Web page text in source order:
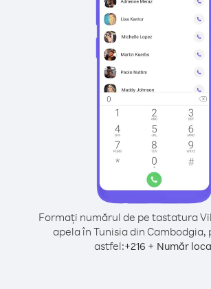
Formați numărul de pe tastatura
apela în Tunisia din Cambodgia,
astfel:+216 + Număr